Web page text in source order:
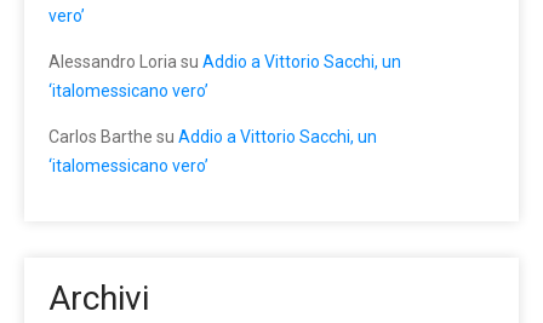
vero’
Alessandro Loria su Addio a Vittorio Sacchi, un
‘italomessicano vero’
Carlos Barthe su Addio a Vittorio Sacchi, un
‘italomessicano vero’
Archivi